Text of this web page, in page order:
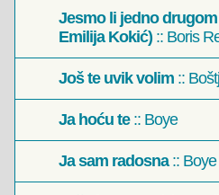
Jesmo li jedno
Emilija Kokić) :: Boris
Još te uvik volim ::
Ja hoću te:: Boye
Ja sam radosna:: Boye